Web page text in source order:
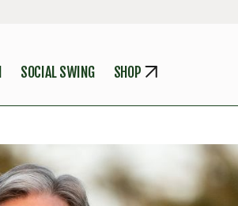
SOCIAL SWING SHOP